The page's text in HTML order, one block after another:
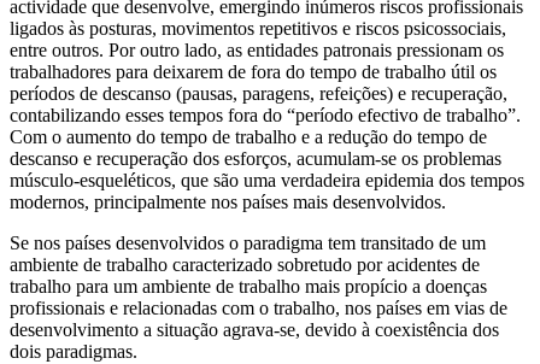
actividade que desenvolve, emergindo inúmeros riscos profissionais
ligados às posturas, movimentos repetitivos e riscos psicossociais,
entre outros. Por outro lado, as entidades patronais pressionam os
trabalhadores para deixarem de fora do tempo de trabalho útil os
períodos de descanso (pausas, paragens, refeições) e recuperação,
contabilizando esses tempos fora do “período efectivo de trabalho”.
Com o aumento do tempo de trabalho e a redução do tempo de
descanso e recuperação dos esforços, acumulam-se os problemas
músculo-esqueléticos, que são uma verdadeira epidemia dos tempos
modernos, principalmente nos países mais desenvolvidos.
Se nos países desenvolvidos o paradigma tem transitado de um
ambiente de trabalho caracterizado sobretudo por acidentes de
trabalho para um ambiente de trabalho mais propício a doenças
profissionais e relacionadas com o trabalho, nos países em vias de
desenvolvimento a situação agrava-se, devido à coexistência dos
dois paradigmas.